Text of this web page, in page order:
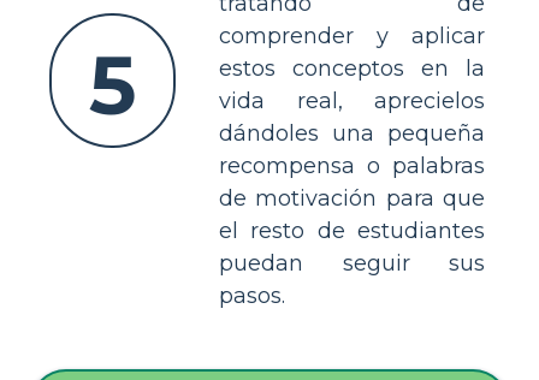
5
comprender y aplicar
estos conceptos en la
vida real, aprecielos
dándoles una pequeña
recompensa o palabras
de motivación para que
el resto de estudiantes
puedan seguir sus
pasos.